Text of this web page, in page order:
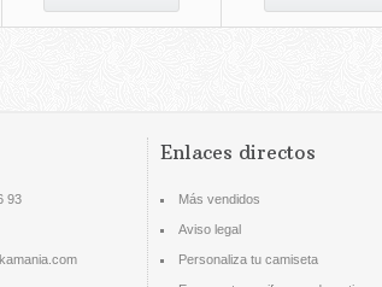
93
Enlaces directos
Más vendidos
Aviso legal
Personaliza tu camiseta